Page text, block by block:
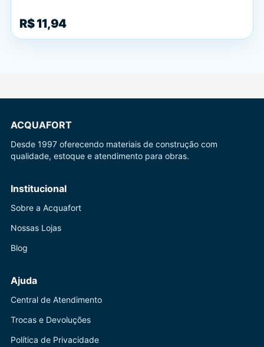
R$ 11,94
ACQUAFORT
Desde 1997 oferecendo materiais de construção com
qualidade, estoque e atendimento para obras.
Institucional
Sobre a Acquafort
Nossas Lojas
Blog
Ajuda
Central de Atendimento
Trocas e Devoluções
Política de Privacidade